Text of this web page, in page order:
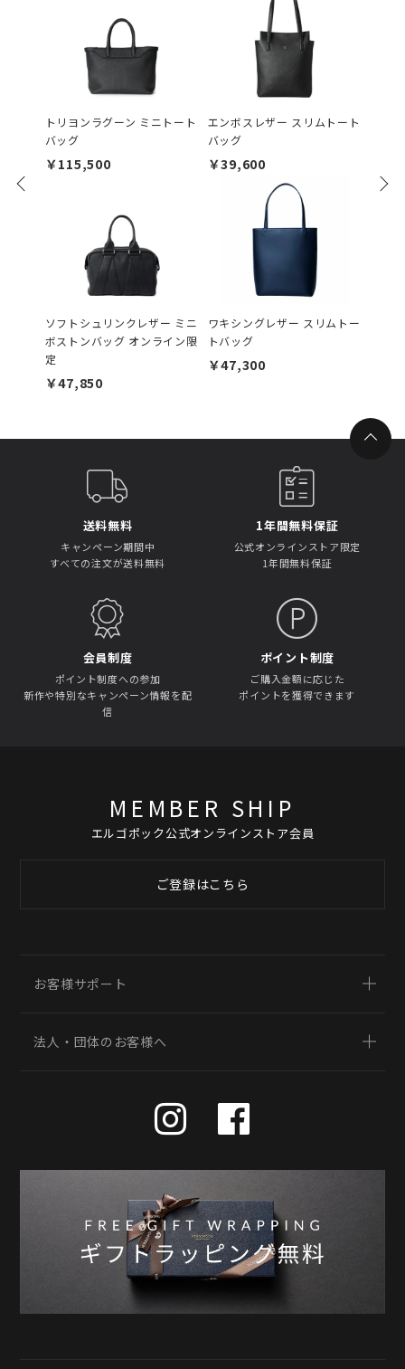
トリヨンラグーン ミニトート
バッグ
￥115,500
ソフトシュリンクレザー ミニ
ボストンバッグ オンライン限
定
￥47,850
エンボスレザー スリムトート
バッグ
￥39,600
ワキシングレザー スリムトー
トバッグ
￥47,300
送料無料
キャンペーン期間中
すべての注文が送料無料
1年間無料保証
公式オンラインストア限定
1年間無料保証
会員制度
ポイント制度への参加
新作や特別なキャンペーン情報を配
信
ポイント制度
ご購入金額に応じた
ポイントを獲得できます
MEMBER SHIP
エルゴポック公式オンラインストア会員
ご登録はこちら
お客様サポート
法人・団体のお客様へ